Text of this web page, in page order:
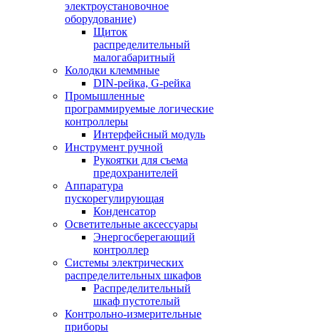
электроустановочное
оборудование)
Щиток
распределительный
малогабаритный
Колодки клеммные
DIN-рейка, G-рейка
Промышленные
программируемые логические
контроллеры
Интерфейсный модуль
Инструмент ручной
Рукоятки для съема
предохранителей
Аппаратура
пускорегулирующая
Конденсатор
Осветительные аксессуары
Энергосберегающий
контроллер
Системы электрических
распределительных шкафов
Распределительный
шкаф пустотелый
Контрольно-измерительные
приборы